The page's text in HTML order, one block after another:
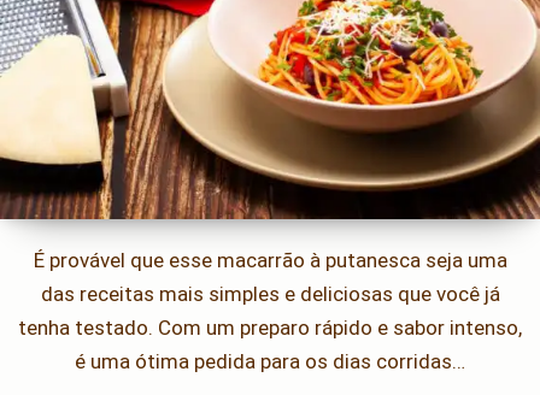
É provável que esse macarrão à putanesca seja uma
das receitas mais simples e deliciosas que você já
tenha testado. Com um preparo rápido e sabor intenso,
é uma ótima pedida para os dias corridas…